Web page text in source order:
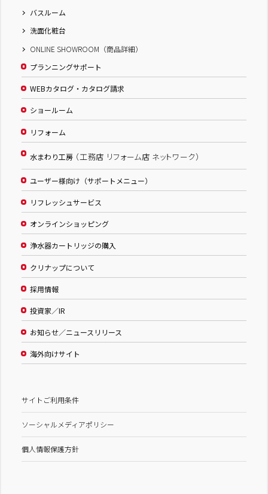
バスルーム
洗面化粧台
ONLINE SHOWROOM（商品詳細）
プランニングサポート
WEBカタログ・カタログ請求
ショールーム
リフォーム
水まわり工房 （工務店 リフォーム店 ネットワーク）
ユーザー様向け（サポートメニュー）
リフレッシュサービス
オンラインショッピング
浄水器カートリッジの購入
クリナップについて
採用情報
投資家／IR
お知らせ／ニュースリリース
海外向けサイト
サイトご利用条件
ソーシャルメディアポリシー
個人情報保護方針